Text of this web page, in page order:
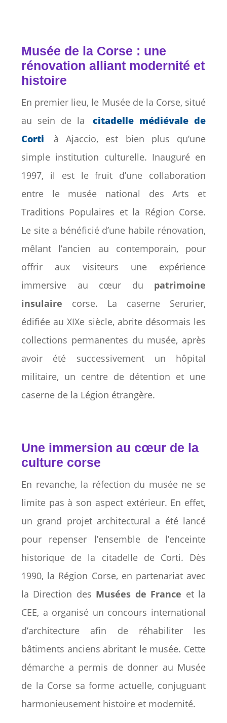
Musée de la Corse : une
rénovation alliant modernité et
histoire
En premier lieu, le Musée de la Corse, situé
au sein de la
citadelle médiévale de
Corti
à Ajaccio, est bien plus qu’une
simple institution culturelle. Inauguré en
1997, il est le fruit d’une collaboration
entre le musée national des Arts et
Traditions Populaires et la Région Corse.
Le site a bénéficié d’une habile rénovation,
mêlant l’ancien au contemporain, pour
offrir aux visiteurs une expérience
immersive au cœur du patrimoine
insulaire corse. La caserne Serurier,
édifiée au XIXe siècle, abrite désormais les
collections permanentes du musée, après
avoir été successivement un hôpital
militaire, un centre de détention et une
caserne de la Légion étrangère.
Une immersion au cœur de la
culture corse
En revanche, la réfection du musée ne se
limite pas à son aspect extérieur. En effet,
un grand projet architectural a été lancé
pour repenser l’ensemble de l’enceinte
historique de la citadelle de Corti. Dès
1990, la Région Corse, en partenariat avec
la Direction des Musées de France et la
CEE, a organisé un concours international
d’architecture afin de réhabiliter les
bâtiments anciens abritant le musée. Cette
démarche a permis de donner au Musée
de la Corse sa forme actuelle, conjuguant
harmonieusement histoire et modernité.